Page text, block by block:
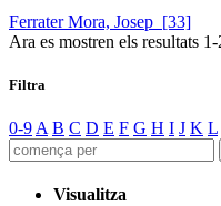
Ferrater Mora, Josep [33]
Ara es mostren els resultats 1-
Filtra
0-9 A B C D E F G H I J K L
Visualitza